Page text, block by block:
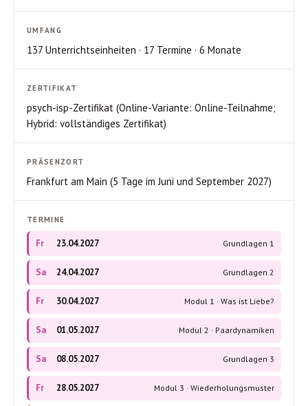
UMFANG
137 Unterrichtseinheiten · 17 Termine · 6 Monate
ZERTIFIKAT
psych-isp-Zertifikat (Online-Variante: Online-Teilnahme;
Hybrid: vollständiges Zertifikat)
PRÄSENZORT
Frankfurt am Main (5 Tage im Juni und September 2027)
TERMINE
Fr 23.04.2027 Grundlagen 1
Sa 24.04.2027 Grundlagen 2
Fr 30.04.2027 Modul 1 · Was ist Liebe?
Sa 01.05.2027 Modul 2 · Paardynamiken
Sa 08.05.2027 Grundlagen 3
Fr 28.05.2027 Modul 3 · Wiederholungsmuster